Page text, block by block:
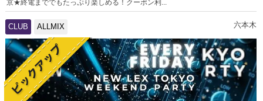
京★終電まででもたっぷり楽しめる！クーポン利...
CLUB ALLMIX 六本木